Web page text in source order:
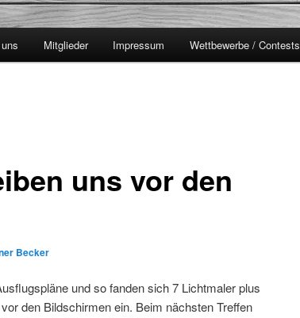
Mitglieder Impressum Wettbewerbe / Contests
uns vor den
Becker
und so fanden sich 7 Lichtmaler plus
den Bildschirmen ein. Beim nächsten Treffen